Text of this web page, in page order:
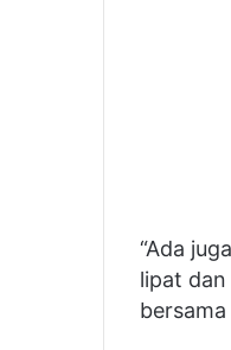
“Ada
lipat
bersama